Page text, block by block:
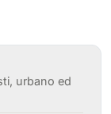
urbano ed